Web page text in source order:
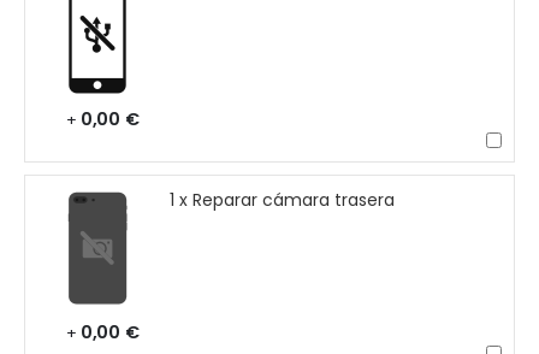
+ 0,00 €
1 x Reparar cámara trasera
+ 0,00 €